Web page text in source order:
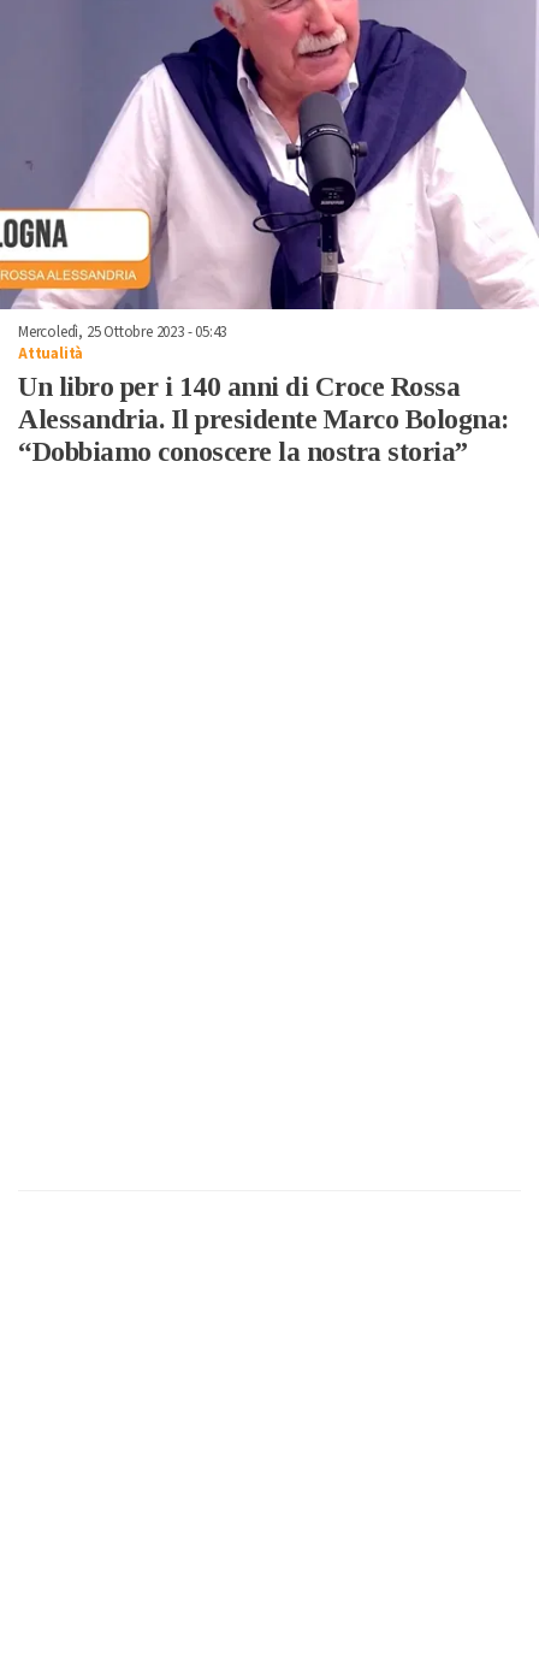
Mercoledì, 25 Ottobre 2023 - 05:43
Attualità
Un libro per i 140 anni di Croce Rossa
Alessandria. Il presidente Marco Bologna:
“Dobbiamo conoscere la nostra storia”